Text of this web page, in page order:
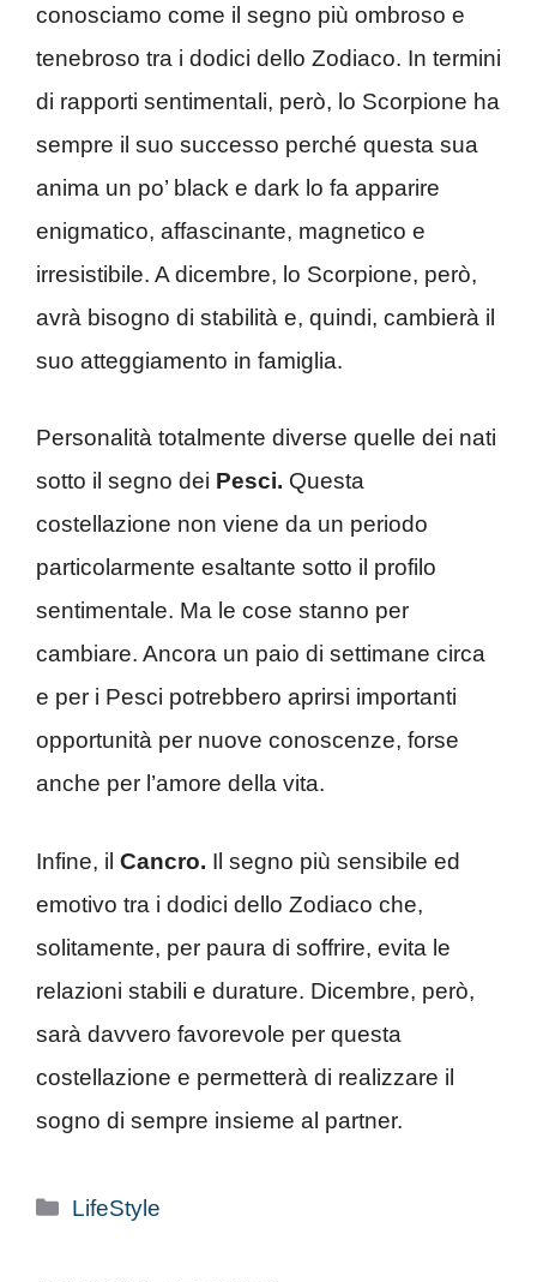
conosciamo come il segno più ombroso e
tenebroso tra i dodici dello Zodiaco. In termini
di rapporti sentimentali, però, lo Scorpione ha
sempre il suo successo perché questa sua
anima un po’ black e dark lo fa apparire
enigmatico, affascinante, magnetico e
irresistibile. A dicembre, lo Scorpione, però,
avrà bisogno di stabilità e, quindi, cambierà il
suo atteggiamento in famiglia.
Personalità totalmente diverse quelle dei nati
sotto il segno dei Pesci. Questa
costellazione non viene da un periodo
particolarmente esaltante sotto il profilo
sentimentale. Ma le cose stanno per
cambiare. Ancora un paio di settimane circa
e per i Pesci potrebbero aprirsi importanti
opportunità per nuove conoscenze, forse
anche per l’amore della vita.
Infine, il Cancro. Il segno più sensibile ed
emotivo tra i dodici dello Zodiaco che,
solitamente, per paura di soffrire, evita le
relazioni stabili e durature. Dicembre, però,
sarà davvero favorevole per questa
costellazione e permetterà di realizzare il
sogno di sempre insieme al partner.
Categorie
LifeStyle